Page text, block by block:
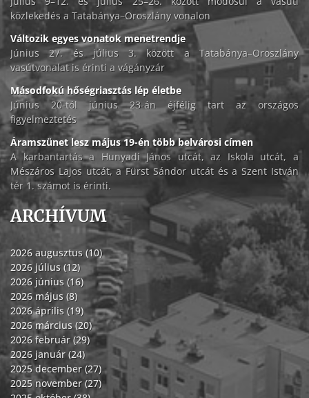
közlekedés a Tatabánya–Oroszlány vonalon
Változik egyes vonatok menetrendje
Június 27. és július 3. között a Tatabánya–Oroszlány
vasútvonalat is érinti a vágányzár
Másodfokú hőségriasztás lép életbe
Június 20-tól június 23-án éjfélig tart az országos
figyelmeztetés
Áramszünet lesz május 19-én több belvárosi címen
A karbantartás a Hunyadi János utcát, az Iskola utcát, a
Mészáros Lajos utcát, a Fürst Sándor utcát és a Szent István
tér 1. számot is érinti.
ARCHÍVUM
2026 augusztus (10)
2026 július (12)
2026 június (16)
2026 május (8)
2026 április (19)
2026 március (20)
2026 február (29)
2026 január (24)
2025 december (27)
2025 november (27)